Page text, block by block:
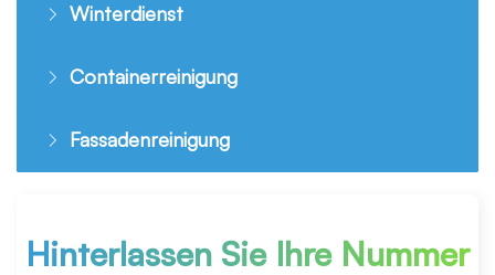
Winterdienst
Containerreinigung
Fassadenreinigung
Hinterlassen Sie Ihre Nummer